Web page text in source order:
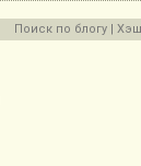
Поиск по блогу |